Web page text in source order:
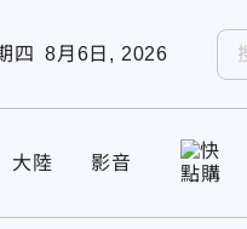
四 8月6日, 2026
大陸 影音